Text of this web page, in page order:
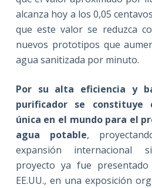
alcanza hoy a los 0,05
que este valor se reduzca
nuevos prototipos que
agua sanitizada por minuto.
Por su alta eficiencia y
purificador se constituye
única en el mundo para el
agua potable,
expansión internacional
proyecto ya fue
EE.UU., en una exposición